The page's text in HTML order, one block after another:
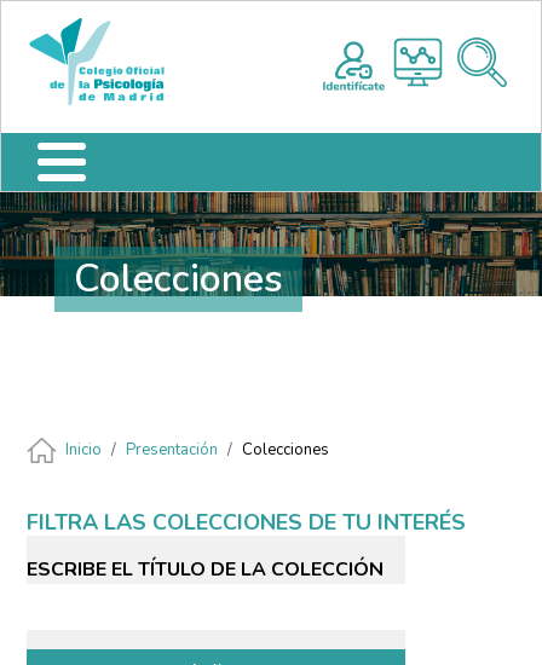
este
incluye
sistema
de
accesibilidad.
Pasar al contenido principal
Colecciones
Ruta de navegación
Inicio Presentación Colecciones
FILTRA LAS COLECCIONES DE TU INTERÉS
ESCRIBE EL TÍTULO DE LA COLECCIÓN